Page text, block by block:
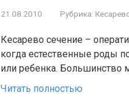
21.08.2010 Рубрика:
Кесарево сечение –
когда естественные роды
или ребенка. Большинство
Читать полностью